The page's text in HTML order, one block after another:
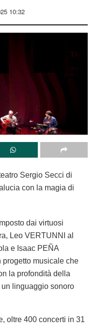
10:32
Sergio Secci di
con la magia di
dai virtuosi
Leo VERTUNNI
al
e Isaac PEÑA
progetto musicale che
la profondità della
linguaggio sonoro
oltre 400 concerti in 31